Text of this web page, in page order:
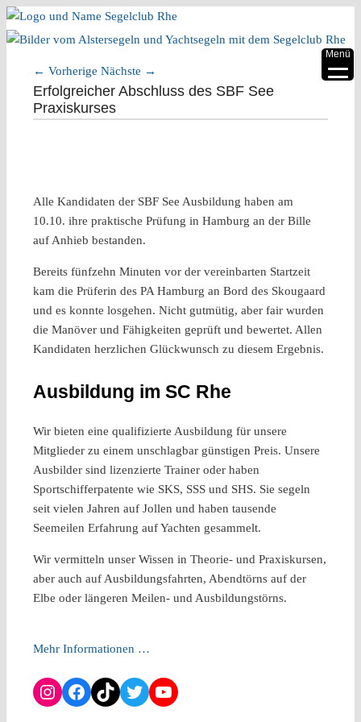
Artikelnavigation
← Vorherige Nächste →
Erfolgreicher Abschluss des SBF See
Praxiskurses
Alle Kandidaten der SBF See Ausbildung haben am
10.10. ihre praktische Prüfung in Hamburg an der Bille
auf Anhieb bestanden.
Bereits fünfzehn Minuten vor der vereinbarten Startzeit
kam die Prüferin des PA Hamburg an Bord des Skougaard
und es konnte losgehen. Nicht gutmütig, aber fair wurden
die Manöver und Fähigkeiten geprüft und bewertet. Allen
Kandidaten herzlichen Glückwunsch zu diesem Ergebnis.
Ausbildung im SC Rhe
Wir bieten eine qualifizierte Ausbildung für unsere
Mitglieder zu einem unschlagbar günstigen Preis. Unsere
Ausbilder sind lizenzierte Trainer oder haben
Sportschifferpatente wie SKS, SSS und SHS. Sie segeln
seit vielen Jahren auf Jollen und haben tausende
Seemeilen Erfahrung auf Yachten gesammelt.
Wir vermitteln unser Wissen in Theorie- und Praxiskursen,
aber auch auf Ausbildungsfahrten, Abendtörns auf der
Elbe oder längeren Meilen- und Ausbildungstörns.
Mehr Informationen …
Instagram
Facebook
TikTokTwitterYouTube
Menü
▼
▼